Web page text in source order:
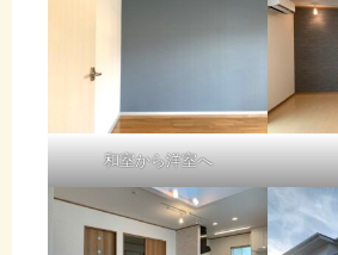
和室から洋室へ